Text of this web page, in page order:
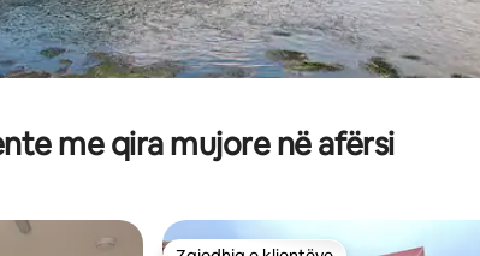
me qira mujore në afërsi